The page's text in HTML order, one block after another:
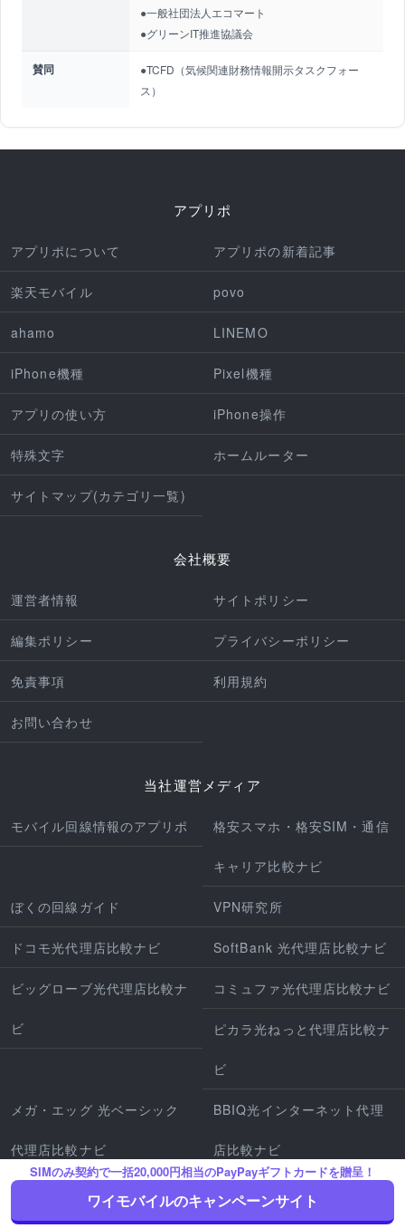
●一般社団法人エコマート
●グリーンIT推進協議会
賛同
●TCFD（気候関連財務情報開示タスクフォー
ス）
アプリポ
アプリポについて アプリポの新着記事
楽天モバイル povo
ahamo LINEMO
iPhone機種 Pixel機種
アプリの使い方 iPhone操作
特殊文字 ホームルーター
サイトマップ(カテゴリ一覧)
会社概要
運営者情報 サイトポリシー
編集ポリシー プライバシーポリシー
免責事項 利用規約
お問い合わせ
当社運営メディア
モバイル回線情報のアプリポ 格安スマホ・格安SIM・通信
キャリア比較ナビ
ぼくの回線ガイド VPN研究所
ドコモ光代理店比較ナビ SoftBank 光代理店比較ナビ
ビッグローブ光代理店比較ナ
ビ
コミュファ光代理店比較ナビ
ピカラ光ねっと代理店比較ナ
ビ
メガ・エッグ 光ベーシック
代理店比較ナビ
BBIQ光インターネット代理
店比較ナビ
SoftBank Air代理店比較ナビ
SIMのみ契約で一括20,000円相当のPayPayギフトカードを贈呈！
ワイモバイルのキャンペーンサイト